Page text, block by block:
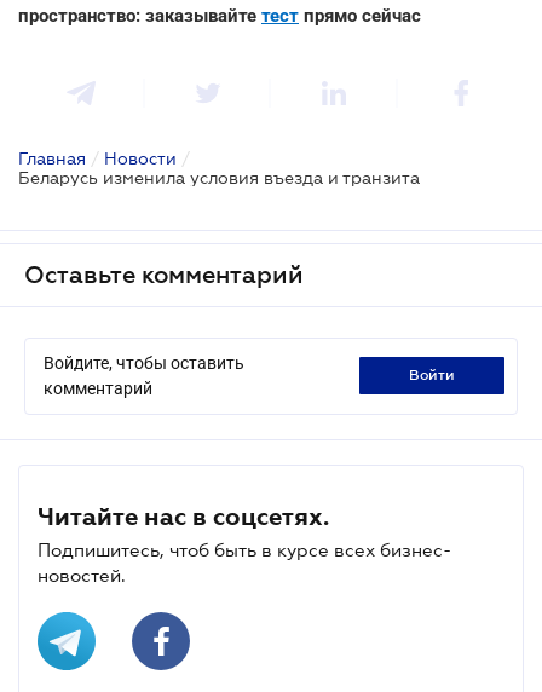
пространство: заказывайте тест прямо сейчас
Главная / Новости /
Беларусь изменила условия въезда и транзита
Оставьте комментарий
Войдите, чтобы оставить
комментарий
войти
Читайте нас в соцсетях.
Подпишитесь, чтоб быть в курсе всех бизнес-
новостей.